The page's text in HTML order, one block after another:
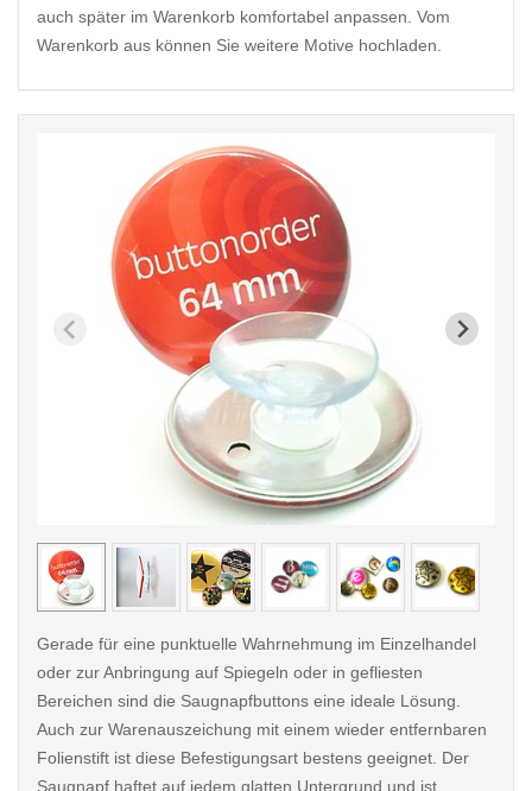
auch später im Warenkorb komfortabel anpassen. Vom
Warenkorb aus können Sie weitere Motive hochladen.
< /picture>
Gerade für eine punktuelle Wahrnehmung im Einzelhandel
oder zur Anbringung auf Spiegeln oder in gefliesten
Bereichen sind die Saugnapfbuttons eine ideale Lösung.
Auch zur Warenauszeichung mit einem wieder entfernbaren
Folienstift ist diese Befestigungsart bestens geeignet. Der
Saugnapf haftet auf jedem glatten Untergrund und ist